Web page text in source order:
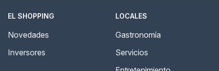
EL SHOPPING
Novedades
Inversores
LOCALES
Gastronomía
Servicios